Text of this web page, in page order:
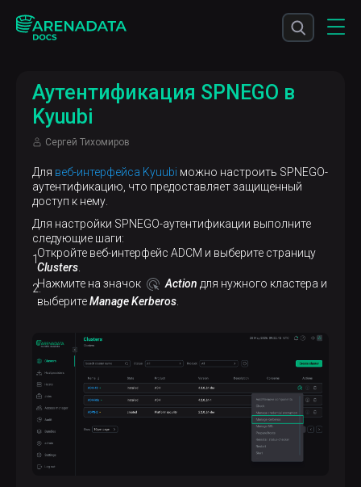
Аутентификация SPNEGO в
Kyuubi
Сергей Тихомиров
Для веб-интерфейса Kyuubi можно настроить SPNEGO-
аутентификацию, что предоставляет защищенный
доступ к нему.
Для настройки SPNEGO-аутентификации выполните
следующие шаги:
Откройте веб-интерфейс ADCM и выберите страницу
Clusters
Нажмите на значок
Action для нужного кластера и
выберитеManage Kerberos